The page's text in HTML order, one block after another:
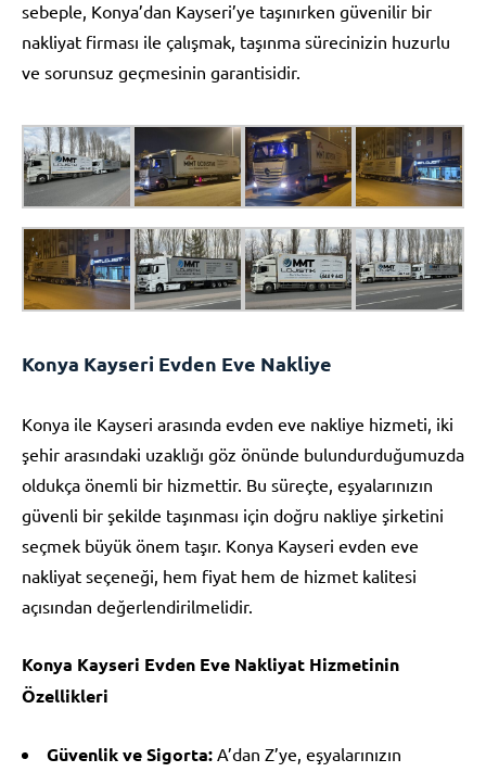
sebeple, Konya’dan Kayseri’ye taşınırken güvenilir bir
nakliyat firması ile çalışmak, taşınma sürecinizin huzurlu
ve sorunsuz geçmesinin garantisidir.
Konya Kayseri Evden Eve Nakliye
Konya ile Kayseri arasında evden eve nakliye hizmeti, iki
şehir arasındaki uzaklığı göz önünde bulundurduğumuzda
oldukça önemli bir hizmettir. Bu süreçte, eşyalarınızın
güvenli bir şekilde taşınması için doğru nakliye şirketini
seçmek büyük önem taşır. Konya Kayseri evden eve
nakliyat seçeneği, hem fiyat hem de hizmet kalitesi
açısından değerlendirilmelidir.
Konya Kayseri Evden Eve Nakliyat Hizmetinin
Özellikleri
Güvenlik ve Sigorta: A’dan Z’ye, eşyalarınızın